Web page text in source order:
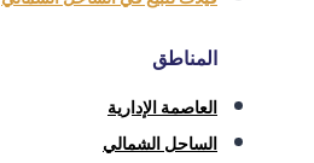
المناطق
العاصمة الإدارية
الساحل الشمالي